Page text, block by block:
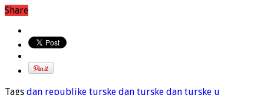
Share
Tags dan republike turske dan turske dan turske u